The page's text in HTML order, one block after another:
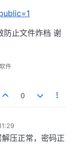
防止文件炸档 谢
件
0
压正常，密码正